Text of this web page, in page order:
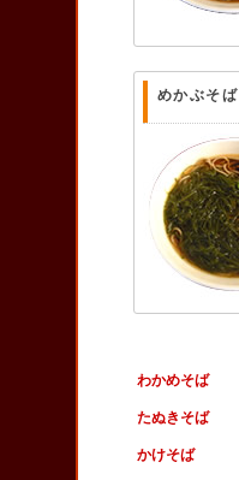
めかぶそば
わかめそば
たぬきそば
かけそば